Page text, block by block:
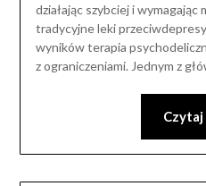
działając szybciej i wymagając
tradycyjne leki
wyników terapia
z ograniczeniami. Jednym z